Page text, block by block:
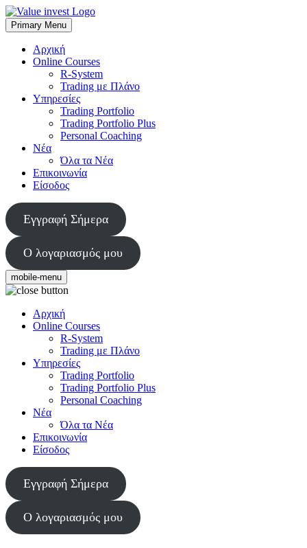
Skip
to
content
Value Invest
Μια διαφορετική συμβουλευτική εταιρία
Primary Menu
Αρχική
Online Courses
R-System
Trading με Πλάνο
Υπηρεσίες
Trading Portfolio
Trading Portfolio Plus
Personal Coaching
Νέα
Όλα τα Νέα
Επικοινωνία
Είσοδος
Εγγραφή Σήμερα
Ο λογαριασμός μου
mobile-menu
Αρχική
Online Courses
R-System
Trading με Πλάνο
Υπηρεσίες
Trading Portfolio
Trading Portfolio Plus
Personal Coaching
Νέα
Όλα τα Νέα
Επικοινωνία
Είσοδος
Εγγραφή Σήμερα
Ο λογαριασμός μου